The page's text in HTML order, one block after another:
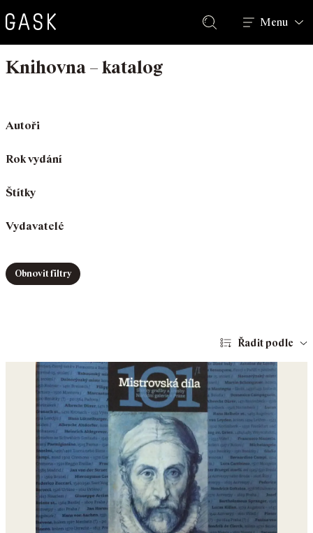
Hledat
Menu
Knihovna – katalog
Autoři
Rok vydání
Štítky
Vydavatelé
Obnovit filtry
Řadit podle